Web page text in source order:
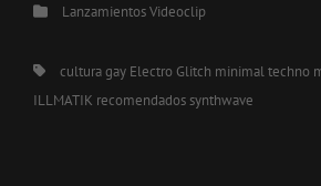
CategoríasLanzamientosVideoclip
Etiquetas,cultura gay Electro Glitch minimal techno
ILLMATIK recomendadossynthwave